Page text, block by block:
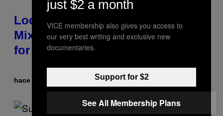
Looking For the Perfect Alt-Rock
Mixtape for Your Boo? I Made It
for You Already
hace 8 horas Lauren Boisvert
just $2 a month
VICE membership also gives you access to
our very best writing and exclusive new
documentaries.
Support for $2
See All Membership Plans